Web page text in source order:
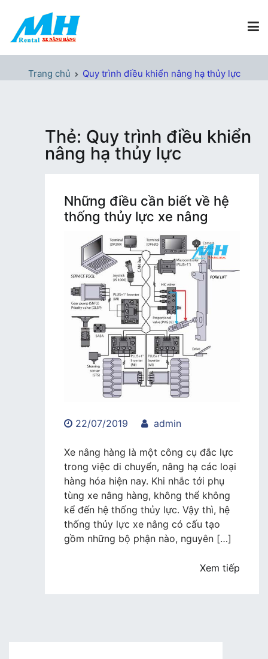
nội
Xe Nâng Hàng MH Rental
Trang chủ Quy trình điều khiển nâng hạ thủy lực
Thẻ: Quy trình điều khiển
nâng hạ thủy lực
Những điều cần biết về hệ
thống thủy lực xe nâng
22/07/2019 admin
Xe nâng hàng là một công cụ đắc lực
trong việc di chuyển, nâng hạ các loại
hàng hóa hiện nay. Khi nhắc tới phụ
tùng xe nâng hàng, không thể không
kể đến hệ thống thủy lực. Vậy thì, hệ
thống thủy lực xe nâng có cấu tạo
gồm những bộ phận nào, nguyên […]
Xem tiếp